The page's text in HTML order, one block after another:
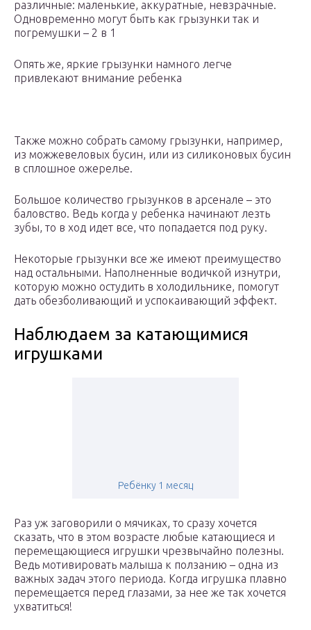
различные: маленькие, аккуратные, невзрачные.
Одновременно могут быть как грызунки так и
погремушки – 2 в 1
Опять же, яркие грызунки намного легче
привлекают внимание ребенка
Также можно собрать самому грызунки, например,
из можжевеловых бусин, или из силиконовых бусин
в сплошное ожерелье.
Большое количество грызунков в арсенале – это
баловство. Ведь когда у ребенка начинают лезть
зубы, то в ход идет все, что попадается под руку.
Некоторые грызунки все же имеют преимущество
над остальными. Наполненные водичкой изнутри,
которую можно остудить в холодильнике, помогут
дать обезболивающий и успокаивающий эффект.
Наблюдаем за катающимися
игрушками
Ребёнку 1 месяц
Раз уж заговорили о мячиках, то сразу хочется
сказать, что в этом возрасте любые катающиеся и
перемещающиеся игрушки чрезвычайно полезны.
Ведь мотивировать малыша к ползанию – одна из
важных задач этого периода. Когда игрушка плавно
перемещается перед глазами, за нее же так хочется
ухватиться!